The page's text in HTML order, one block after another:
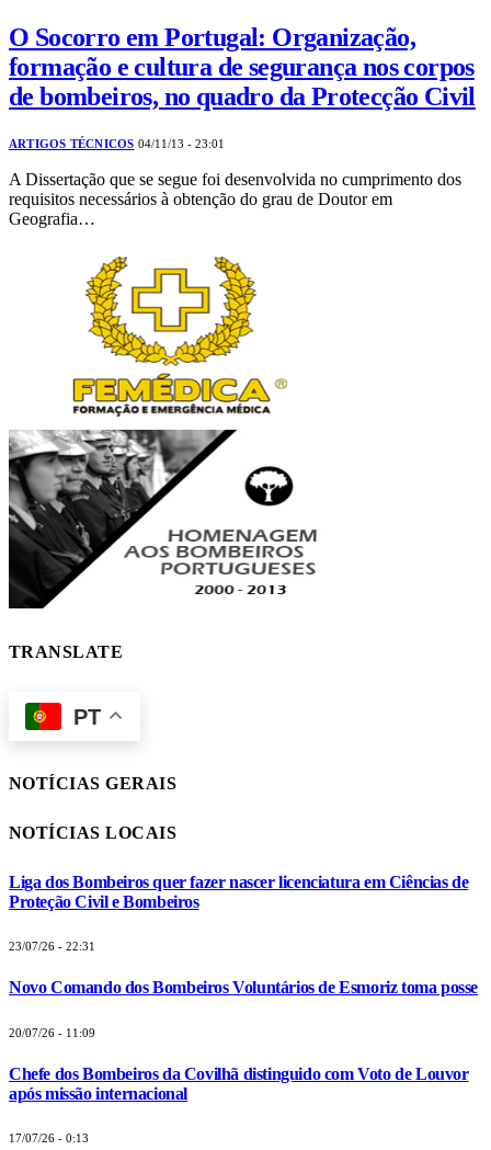
O Socorro em Portugal: Organização,
formação e cultura de segurança nos corpos
de bombeiros, no quadro da Protecção Civil
ARTIGOS TÉCNICOS 04/11/13 - 23:01
A Dissertação que se segue foi desenvolvida no cumprimento dos
requisitos necessários à obtenção do grau de Doutor em
Geografia…
TRANSLATE
PT
NOTÍCIAS GERAIS
NOTÍCIAS LOCAIS
Liga dos Bombeiros quer fazer nascer licenciatura em Ciências de
Proteção Civil e Bombeiros
23/07/26 - 22:31
Novo Comando dos Bombeiros Voluntários de Esmoriz toma posse
20/07/26 - 11:09
Chefe dos Bombeiros da Covilhã distinguido com Voto de Louvor
após missão internacional
17/07/26 - 0:13